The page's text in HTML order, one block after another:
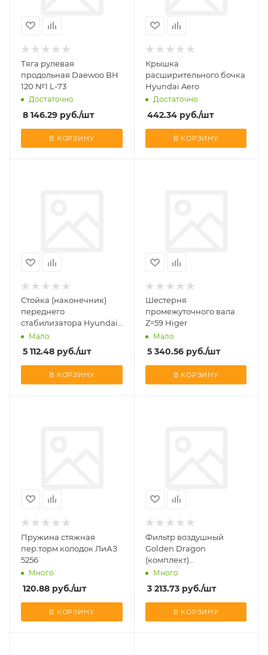
Тяга рулевая
продольная Daewoo BH
120 №1 L-73
Достаточно
8 146.29 руб./шт
В КОРЗИНУ
Крышка
расширительного бочка
Hyundai Aero
Достаточно
442.34руб./шт
В КОРЗИНУ
Стойка (наконечник)
переднего
стабилизатора Hyundai
Aero Queen
Мало
5 112.48 руб./шт
В КОРЗИНУ
Шестерня
промежуточного вала
Z=59 Higer
Мало
5 340.56руб./шт
В КОРЗИНУ
Пружина стяжная
пер.торм.колодок ЛиАЗ
5256
Много
120.88 руб./шт
В КОРЗИНУ
Фильтр воздушный
Golden Dragon
(комплект)
265/175,190/140, H425
Много
3 213.73руб./шт
В КОРЗИНУ